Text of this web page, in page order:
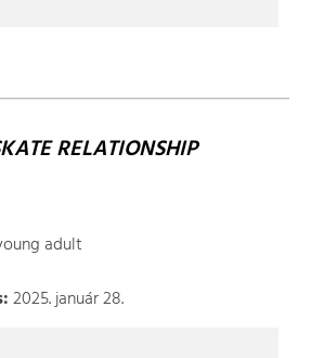
RELATIONSHIP
adult
2025. január 28.